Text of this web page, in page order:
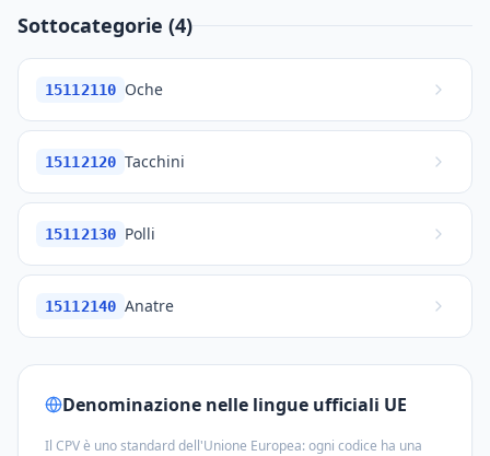
Sottocategorie (4)
15112110 Oche
15112120 Tacchini
15112130 Polli
15112140 Anatre
Denominazione nelle lingue ufficiali UE
Il CPV è uno standard dell'Unione Europea: ogni codice ha una